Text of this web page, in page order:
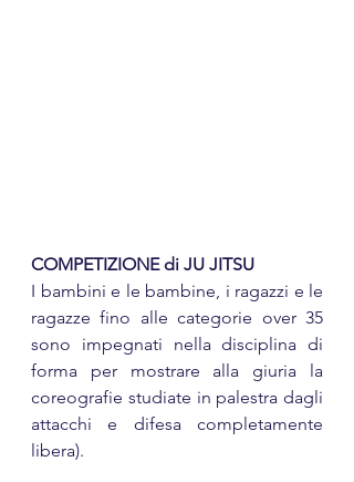
COMPETIZIONE di JU JITSU
I bambini e le bambine, i ragazzi e le
ragazze fino alle categorie over 35
sono impegnati nella disciplina di
forma per mostrare alla giuria la
coreografie studiate in palestra dagli
attacchi e difesa completamente
libera).